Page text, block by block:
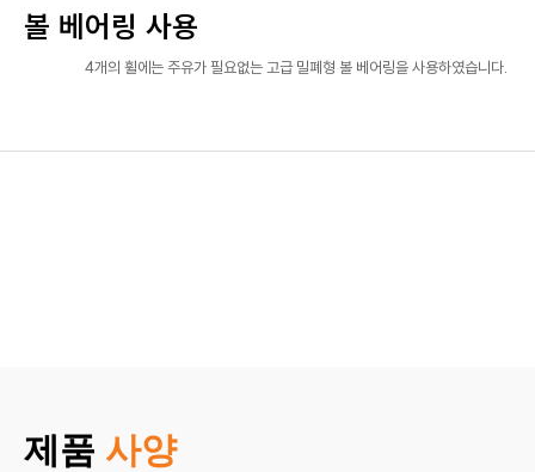
볼 베어링 사용
4개의 휠에는 주유가 필요없는 고급 밀폐형 볼 베어링을 사용하였습니다.
제품 사양